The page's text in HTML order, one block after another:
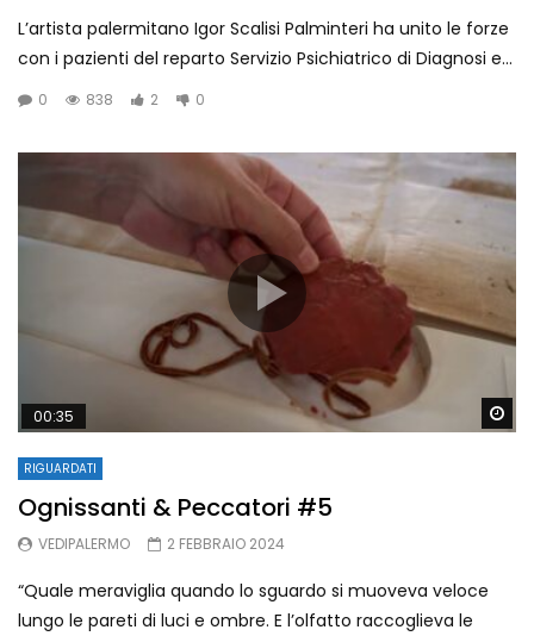
L’artista palermitano Igor Scalisi Palminteri ha unito le forze
con i pazienti del reparto Servizio Psichiatrico di Diagnosi e...
0 838 2 0
00:35
RIGUARDATI
Ognissanti & Peccatori #5
VEDIPALERMO 2 FEBBRAIO 2024
“Quale meraviglia quando lo sguardo si muoveva veloce
lungo le pareti di luci e ombre. E l’olfatto raccoglieva le